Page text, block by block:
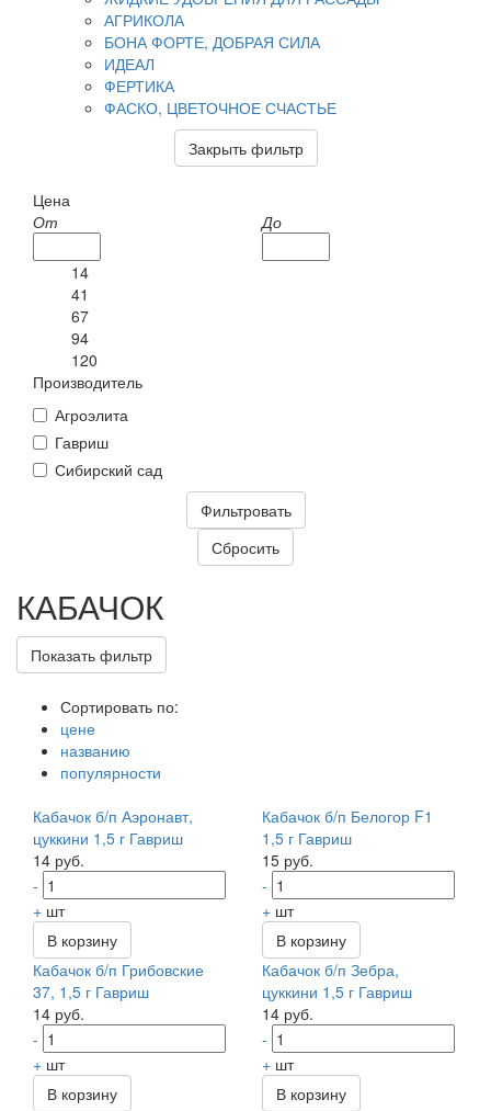
АГРИКОЛА
БОНА ФОРТЕ, ДОБРАЯ СИЛА
ИДЕАЛ
ФЕРТИКА
ФАСКО, ЦВЕТОЧНОЕ СЧАСТЬЕ
Закрыть фильтр
Цена
От
До
14
41
67
94
120
Производитель
Агроэлита
Гавриш
Сибирский сад
КАБАЧОК
Показать фильтр
Сортировать по:
цене
названию
популярности
Кабачок б/п Аэронавт,
цуккини 1,5 г Гавриш
14 руб.
-
+ шт
В корзину
Кабачок б/п Белогор F1
1,5 г Гавриш
15 руб.
-
+ шт
В корзину
Кабачок б/п Грибовские
37, 1,5 г Гавриш
14 руб.
-
+ шт
В корзину
Кабачок б/п Зебра,
цуккини 1,5 г Гавриш
14 руб.
-
+ шт
В корзину